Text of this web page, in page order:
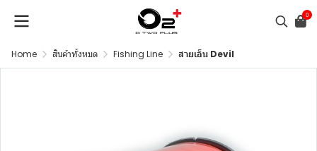
0
Home สินค้าทั้งหมด Fishing Line สายเอ็น Devil